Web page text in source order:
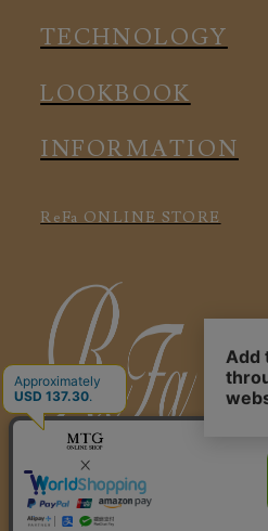
アクセサリー
TECHNOLOGY
LOOKBOOK
INFORMATION
ReFa ONLINE STORE
特定商取引に関する法律に基づく表記
個人情報保護方針